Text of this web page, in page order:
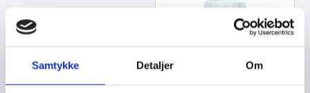
Samtykke Detaljer Om